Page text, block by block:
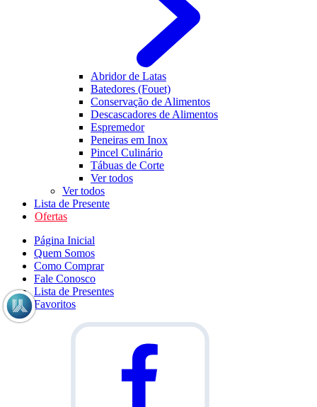
Abridor de Latas
Batedores (Fouet)
Conservação de Alimentos
Descascadores de Alimentos
Espremedor
Peneiras em Inox
Pincel Culinário
Tábuas de Corte
Ver todos
Ver todos
Lista de Presente
Ofertas
Página Inicial
Quem Somos
Como Comprar
Fale Conosco
Lista de Presentes
Favoritos